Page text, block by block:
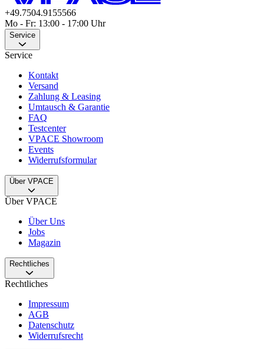
+49.7504.9155566
Mo - Fr: 13:00 - 17:00 Uhr
Service
Service
Kontakt
Versand
Zahlung & Leasing
Umtausch & Garantie
FAQ
Testcenter
VPACE Showroom
Events
Widerrufsformular
Über VPACE
Über VPACE
Über Uns
Jobs
Magazin
Rechtliches
Rechtliches
Impressum
AGB
Datenschutz
Widerrufsrecht